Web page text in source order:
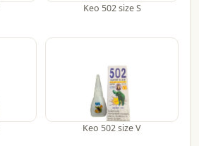
Keo 502 size S
Keo 502 size V